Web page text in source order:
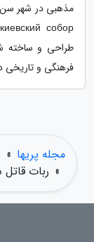
مذهبی در شهر سن
طراحی و ساخته
فرهنگی و تاریخی
مجله پریها »
» ربات